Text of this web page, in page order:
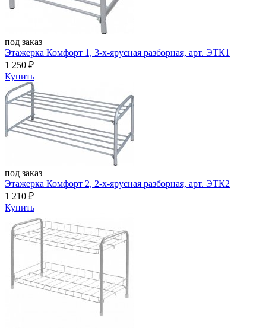
под заказ
Этажерка Комфорт 1, 3-х-ярусная разборная, арт. ЭТК1
1 250 ₽
Купить
под заказ
Этажерка Комфорт 2, 2-х-ярусная разборная, арт. ЭТК2
1 210 ₽
Купить